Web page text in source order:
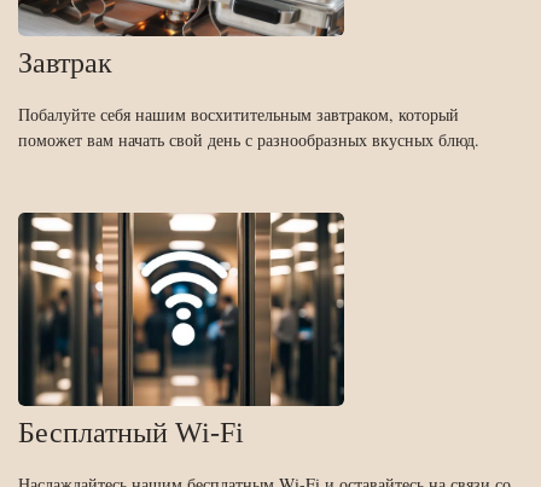
Завтрак
Побалуйте себя нашим восхитительным завтраком, который
поможет вам начать свой день с разнообразных вкусных блюд.
Бесплатный Wi-Fi